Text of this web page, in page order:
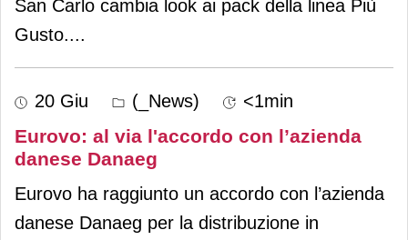
San Carlo cambia look ai pack della linea Più
Gusto....
20 Giu (_News) <1min
Eurovo: al via l'accordo con l’azienda
danese Danaeg
Eurovo ha raggiunto un accordo con l’azienda
danese Danaeg per la distribuzione in